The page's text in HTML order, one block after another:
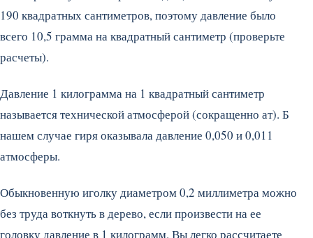
190 квадратных сантиметров, поэтому давление было
всего 10,5 грамма на квадратный сантиметр (проверьте
расчеты).
Давление 1 килограмма на 1 квадратный сантиметр
называется технической атмосферой (сокращенно ат). Б
нашем случае гиря оказывала давление 0,050 и 0,011
атмосферы.
Обыкновенную иголку диаметром 0,2 миллиметра можно
без труда воткнуть в дерево, если произвести на ее
головку давление в 1 килограмм. Вы легко рассчитаете